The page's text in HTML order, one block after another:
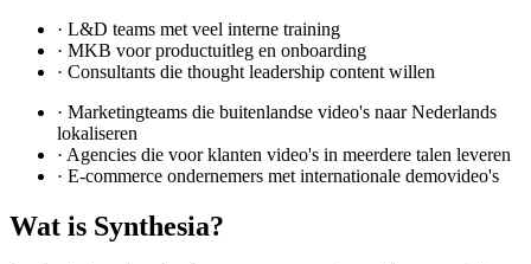
· L&D teams met veel interne training
· MKB voor productuitleg en onboarding
· Consultants die thought leadership content willen
· Marketingteams die buitenlandse video's naar Nederlands
lokaliseren
· Agencies die voor klanten video's in meerdere talen leveren
· E-commerce ondernemers met internationale demovideo's
Wat is Synthesia?